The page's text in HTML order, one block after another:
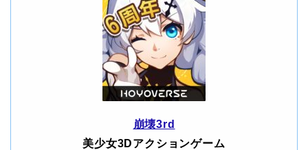
崩壊3rd
美少女3Dアクションゲーム